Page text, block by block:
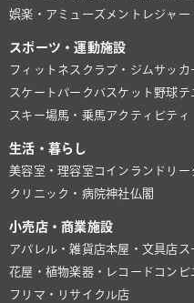
娯楽・アミューズメント レジャ
スポーツ・運動施設
フィットネスクラブ・ジム サッカ
スケートパーク バスケット 野球テ
スキー場馬・乗馬アクティビティ
生活・暮らし
美容室・理容室 コインランドリー
クリニック・病院神社仏閣
小売店・商業施設
アパレル・雑貨店本屋・文具店 ス
花屋・植物楽器・レコード コンビ
フリマ・リサイクル店